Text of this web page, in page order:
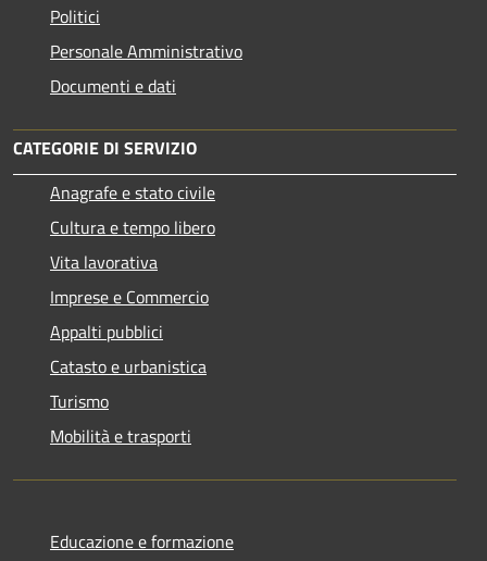
Politici
Personale Amministrativo
Documenti e dati
CATEGORIE DI SERVIZIO
Anagrafe e stato civile
Cultura e tempo libero
Vita lavorativa
Imprese e Commercio
Appalti pubblici
Catasto e urbanistica
Turismo
Mobilità e trasporti
Educazione e formazione